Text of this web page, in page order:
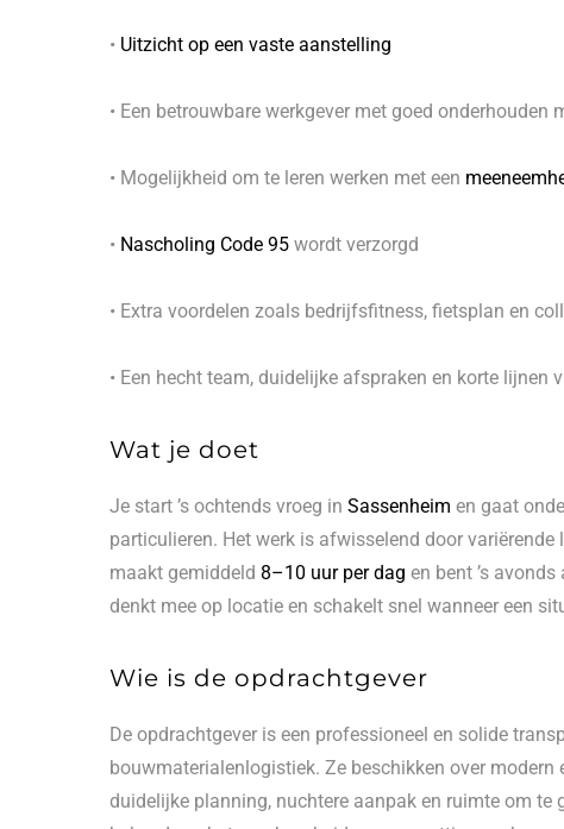
• Uitzicht op een vaste aanstelling
• Een betrouwbare werkgever met goed onderhouden
• Mogelijkheid om te leren werken met een
• Nascholing Code 95 wordt verzorgd
• Extra voordelen zoals bedrijfsfitness, fietsplan en
• Een hecht team, duidelijke afspraken en korte lijnen
Wat je doet
Je start ’s ochtends vroeg in Sassenheim en gaat
particulieren. Het werk is afwisselend door
maakt gemiddeld 8–10 uur per dag en bent ’s
denkt mee op locatie en schakelt snel wanneer een
Wie is de opdrachtgever
De opdrachtgever is een professioneel en solide
bouwmaterialenlogistiek. Ze beschikken over
duidelijke planning, nuchtere aanpak en ruimte om